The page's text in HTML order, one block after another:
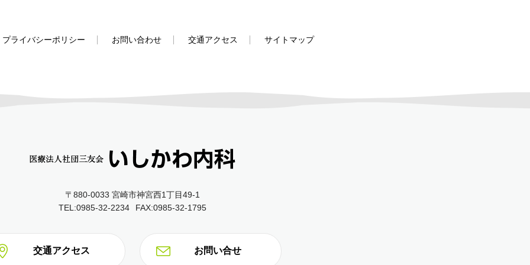
プライバシーポリシー お問い合わせ 交通アクセス サイトマップ
〒880-0033 宮崎市神宮西1丁目49‐1
TEL:0985-32-2234
FAX:0985-32-1795
交通アクセス お問い合せ